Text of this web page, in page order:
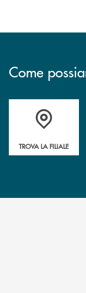
Come
Accedi all' elenco
TROVA LA FILIALE